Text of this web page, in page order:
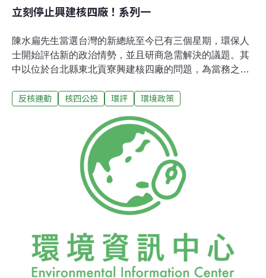
立刻停止興建核四廠！系列一
陳水扁先生當選台灣的新總統至今已有三個星期，環保人
士開始評估新的政治情勢，並且研商急需解決的議題。其
中以位於台北縣東北貢寮興建核四廠的問題，為當務之
反核運動 核四公投 環評 環境政策